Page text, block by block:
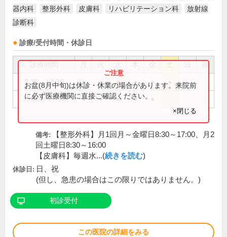
器内科
整形外科 皮膚科 リハビリテーション科
放射線
診断科
診療/受付時間・休診日
祝
8:30～12:30 ● ● ● ● ●
13:30～17:00 ● ● ● ●
お盆(8月中旬)は休診・休業の場合があります。来院前
に必ず医療機関に直接ご確認ください。
×閉じる
備考:
【整形外科】月1回月～金曜日8:30～17:00、月2
回土曜日8:30～16:00
【皮膚科】毎週水...(続きを読む)
休診日: 日、祝
(但し、急患の場合はこの限りではありません。)
初診受付
この医院の詳細をみる